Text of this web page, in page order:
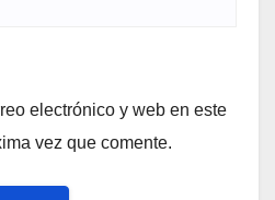
electrónico y web en este
vez que comente.